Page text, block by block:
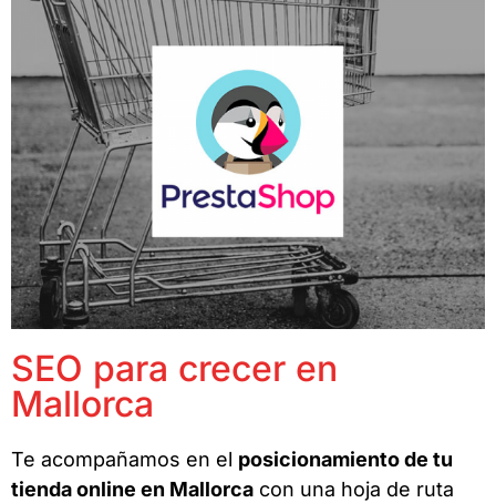
SEO para crecer en
Mallorca
Te acompañamos en el posicionamiento de tu
tienda online en Mallorca con una hoja de ruta